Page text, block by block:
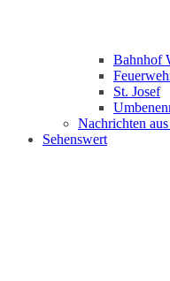
Bahnhof
St. Josef
Nachrichten
Sehenswert